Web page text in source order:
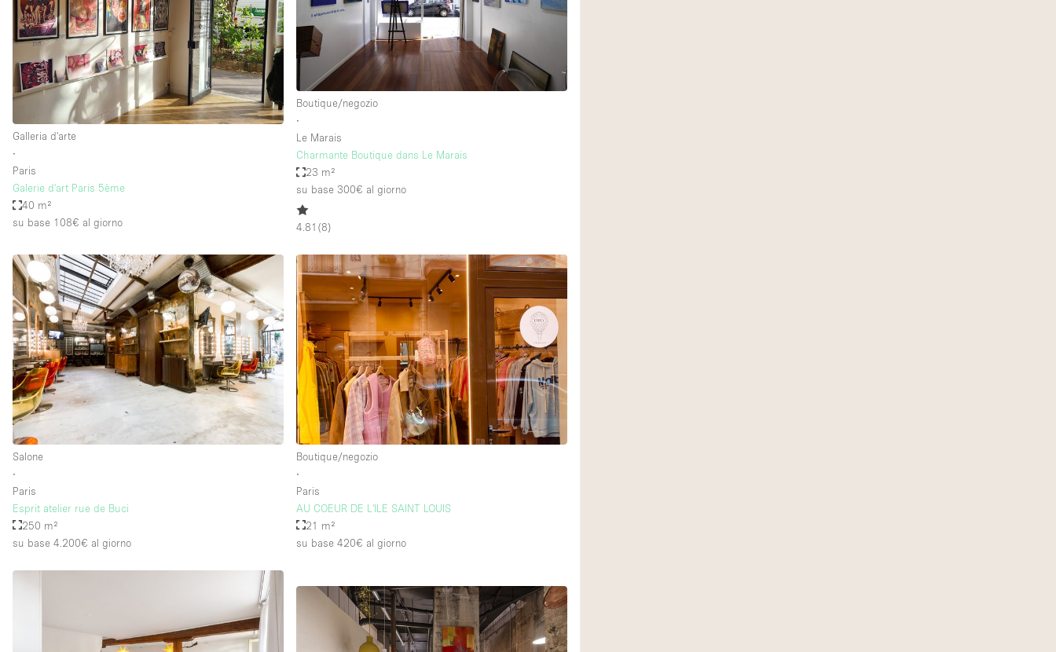
Elettricità
Giardino
Impianto audiovisivo
Internet
Livello strada
Spazio living
Terrace
Vetrina
Water Access
Piano/Accesso
Piano terra su strada
Galleria d'arte
∙
Paris
Galerie d'art Paris 5ème
40 m²
su base 108€ al giorno
Boutique/negozio
∙
Le Marais
Charmante Boutique dans Le Marais
23 m²
su base 300€ al giorno
4.81 (8)
Salone
∙
Paris
Esprit atelier rue de Buci
250 m²
su base 4.200€ al giorno
Boutique/negozio
∙
Paris
AU COEUR DE L'ILE SAINT LOUIS
21 m²
su base 420€ al giorno